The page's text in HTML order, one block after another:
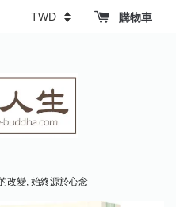
購物車
改變, 始終源於心念